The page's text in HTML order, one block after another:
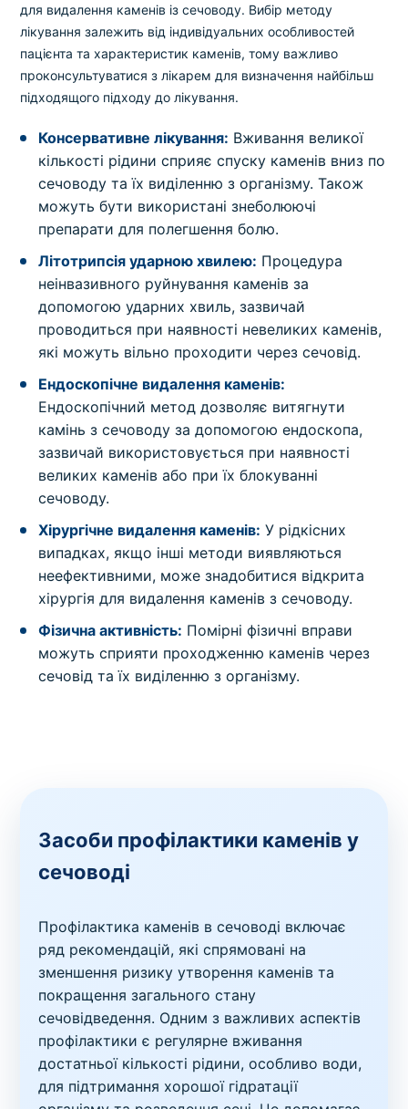
для видалення каменів із сечоводу. Вибір методу
лікування залежить від індивідуальних особливостей
пацієнта та характеристик каменів, тому важливо
проконсультуватися з лікарем для визначення найбільш
підходящого підходу до лікування.
Консервативне лікування: Вживання великої
кількості рідини сприяє спуску каменів вниз по
сечоводу та їх виділенню з організму. Також
можуть бути використані знеболюючі
препарати для полегшення болю.
Літотрипсія ударною хвилею: Процедура
неінвазивного руйнування каменів за
допомогою ударних хвиль, зазвичай
проводиться при наявності невеликих каменів,
які можуть вільно проходити через сечовід.
Ендоскопічне видалення каменів:
Ендоскопічний метод дозволяє витягнути
камінь з сечоводу за допомогою ендоскопа,
зазвичай використовується при наявності
великих каменів або при їх блокуванні
сечоводу.
Хірургічне видалення каменів: У рідкісних
випадках, якщо інші методи виявляються
неефективними, може знадобитися відкрита
хірургія для видалення каменів з сечоводу.
Фізична активність: Помірні фізичні вправи
можуть сприяти проходженню каменів через
сечовід та їх виділенню з організму.
Засоби профілактики каменів у
сечоводі
Профілактика каменів в сечоводі включає
ряд рекомендацій, які спрямовані на
зменшення ризику утворення каменів та
покращення загального стану
сечовідведення. Одним з важливих аспектів
профілактики є регулярне вживання
достатньої кількості рідини, особливо води,
для підтримання хорошої гідратації